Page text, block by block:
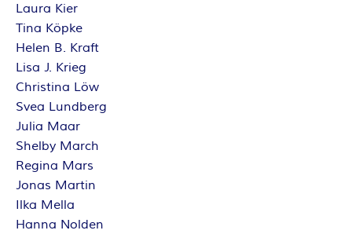
Laura Kier
Tina Köpke
Helen B. Kraft
Lisa J. Krieg
Christina Löw
Svea Lundberg
Julia Maar
Shelby March
Regina Mars
Jonas Martin
Ilka Mella
Hanna Nolden